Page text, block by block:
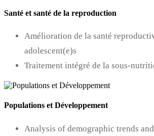
Santé et santé de la reproduction
Amélioration de la santé
adolescent(e)s
Traitement intégré de la sous-
Populations et Développement
Analysis of demographic trends